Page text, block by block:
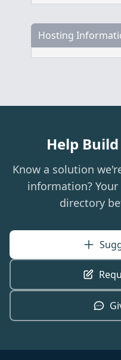
Hosting
Help
Know a solution
information?
directory